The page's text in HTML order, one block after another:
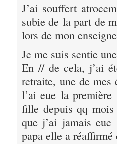
J’ai souffert
subie de la part de
lors de mon
Je me suis sentie
En // de cela, j’ai
retraite, une de
l’ai eue la
fille depuis qq mois
que j’ai jamais
papa elle a réaffirmé